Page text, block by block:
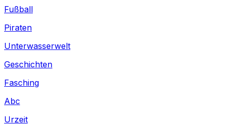
Fußball
Piraten
Unterwasserwelt
Geschichten
Fasching
Abc
Urzeit